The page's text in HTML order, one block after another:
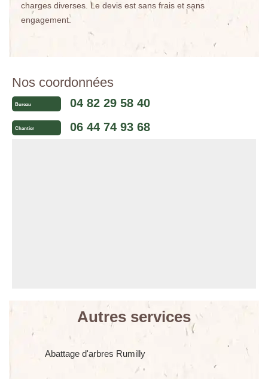
charges diverses. Le devis est sans frais et sans
engagement.
Nos coordonnées
Bureau 04 82 29 58 40
Chantier 06 44 74 93 68
Autres services
Abattage d'arbres Rumilly